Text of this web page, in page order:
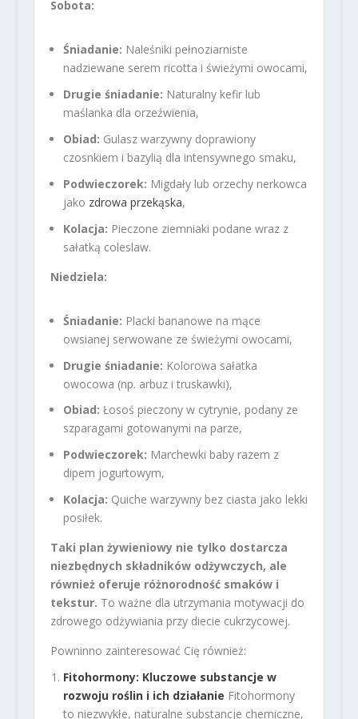
Sobota:
Śniadanie: Naleśniki pełnoziarniste
nadziewane serem ricotta i świeżymi owocami,
Drugie śniadanie: Naturalny kefir lub
maślanka dla orzeźwienia,
Obiad: Gulasz warzywny doprawiony
czosnkiem i bazylią dla intensywnego smaku,
Podwieczorek: Migdały lub orzechy nerkowca
jako zdrowa przekąska,
Kolacja: Pieczone ziemniaki podane wraz z
sałatką coleslaw.
Niedziela:
Śniadanie: Placki bananowe na mące
owsianej serwowane ze świeżymi owocami,
Drugie śniadanie: Kolorowa sałatka
owocowa (np. arbuz i truskawki),
Obiad: Łosoś pieczony w cytrynie, podany ze
szparagami gotowanymi na parze,
Podwieczorek: Marchewki baby razem z
dipem jogurtowym,
Kolacja: Quiche warzywny bez ciasta jako lekki
posiłek.
Taki plan żywieniowy nie tylko dostarcza
niezbędnych składników odżywczych, ale
również oferuje różnorodność smaków i
tekstur. To ważne dla utrzymania motywacji do
zdrowego odżywiania przy diecie cukrzycowej.
Powninno zainteresować Cię również:
Fitohormony: Kluczowe substancje w
rozwoju roślin i ich działanie Fitohormony
to niezwykłe, naturalne substancje chemiczne,